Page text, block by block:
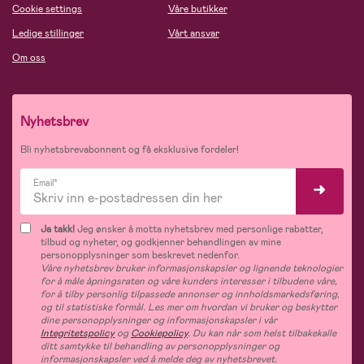
Cookie settings
Ledige stillinger
Om oss
Våre butikker
Vårt ansvar
Nyhetsbrev
Bli nyhetsbrevabonnent og få eksklusive fordeler!
Email*
Ja takk!Jeg ønsker å motta nyhetsbrev med personlige rabatter,
tilbud og nyheter, og godkjenner behandlingen av mine
personopplysninger som beskrevet nedenfor.
Våre nyhetsbrev bruker informasjonskapsler og lignende teknologier
for å måle åpningsraten og våre kunders interesser i tilbudene våre,
for å tilby personlig tilpassede annonser og innholdsmarkedsføring,
og til statistiske formål. Les mer om hvordan vi bruker og beskytter
dine personopplysninger og informasjonskapsler i vår
IntegritetspolicyogCookiepolicy. Du kan når som helst tilbakekalle
ditt samtykke til behandling av personopplysninger og
informasjonskapsler ved å melde deg av nyhetsbrevet.